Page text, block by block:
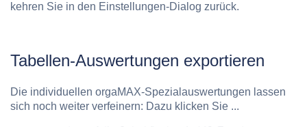
kehren Sie in den Einstellungen-Dialog zurück.
Tabellen-Auswertungen exportieren
Die individuellen orgaMAX-Spezialauswertungen lassen
sich noch weiter verfeinern: Dazu klicken Sie ...